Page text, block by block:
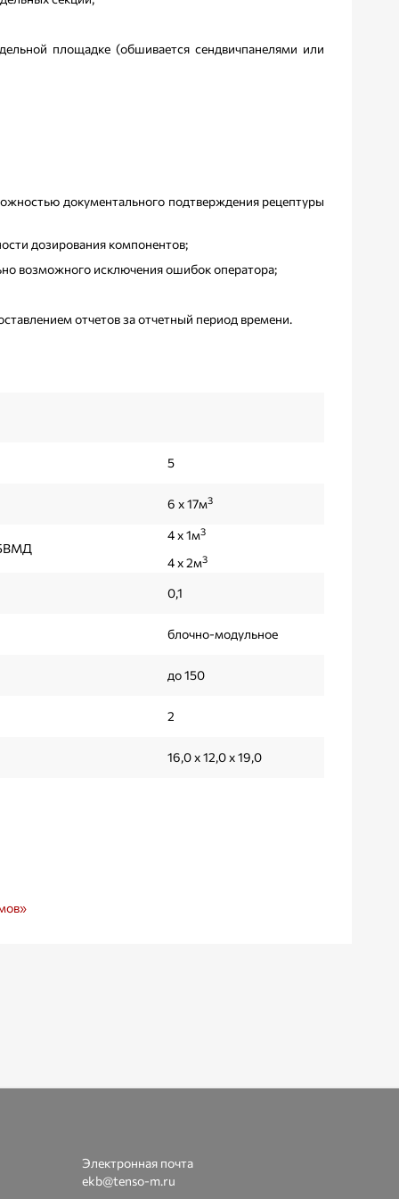
площадке (обшивается сендвичпанелями или
документального подтверждения рецептуры
дозирования компонентов;
возможного исключения ошибок оператора;
отчетов за отчетный период времени.
5
6 x 17м3
БВМД
4 х 1м3
4 х 2м3
0,1
блочно-модульное
до 150
2
16,0 х 12,0 х 19,0
Электронная почта
ekb@tenso-m.ru